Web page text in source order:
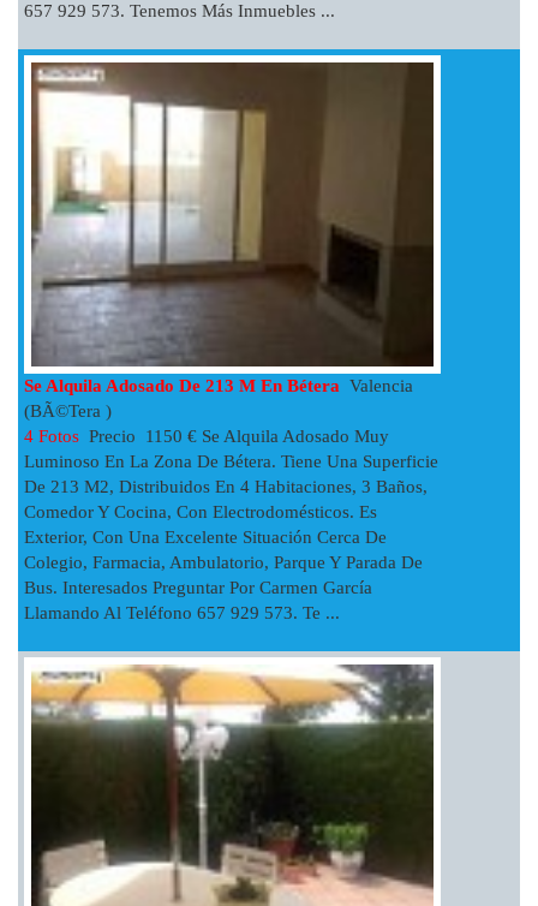
657 929 573. Tenemos Más Inmuebles ...
Se Alquila Adosado De 213 M En Bétera Valencia
(BÃ©tera )
4 Fotos Precio 1150 € Se Alquila Adosado Muy
Luminoso En La Zona De Bétera. Tiene Una Superficie
De 213 M2, Distribuidos En 4 Habitaciones, 3 Baños,
Comedor Y Cocina, Con Electrodomésticos. Es
Exterior, Con Una Excelente Situación Cerca De
Colegio, Farmacia, Ambulatorio, Parque Y Parada De
Bus. Interesados Preguntar Por Carmen García
Llamando Al Teléfono 657 929 573. Te ...